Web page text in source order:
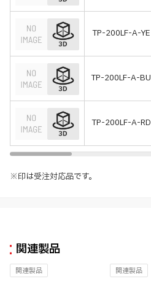
TP-200LF-A-YE
TP-200LF-A-BU
TP-200LF-A-RD
※印は受注対応品です。
関連製品
関連製品 関連製品